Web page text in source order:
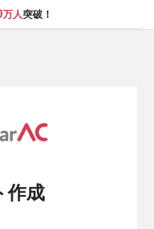
万人突破！
作成